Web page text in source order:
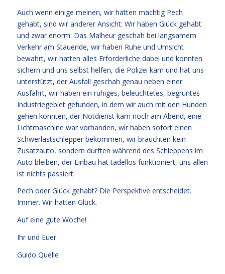
Auch wenn einige meinen, wir hätten mächtig Pech
gehabt, sind wir anderer Ansicht: Wir haben Glück gehabt
und zwar enorm: Das Malheur geschah bei langsamem
Verkehr am Stauende, wir haben Ruhe und Umsicht
bewahrt, wir hatten alles Erforderliche dabei und konnten
sichern und uns selbst helfen, die Polizei kam und hat uns
unterstützt, der Ausfall geschah genau neben einer
Ausfahrt, wir haben ein ruhiges, beleuchtetes, begrüntes
Industriegebiet gefunden, in dem wir auch mit den Hunden
gehen konnten, der Notdienst kam noch am Abend, eine
Lichtmaschine war vorhanden, wir haben sofort einen
Schwerlastschlepper bekommen, wir brauchten kein
Zusatzauto, sondern durften während des Schleppens im
Auto bleiben, der Einbau hat tadellos funktioniert, uns allen
ist nichts passiert.
Pech oder Glück gehabt? Die Perspektive entscheidet.
Immer. Wir hatten Glück.
Auf eine gute Woche!
Ihr und Euer
Guido Quelle